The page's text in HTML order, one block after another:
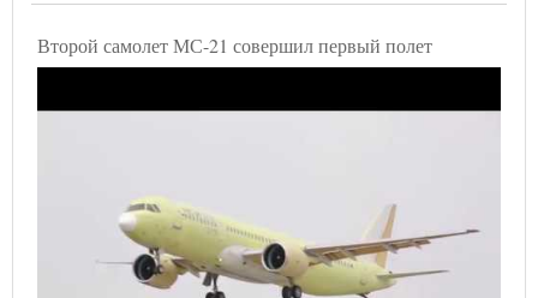
Второй самолет МС-21 совершил первый полет